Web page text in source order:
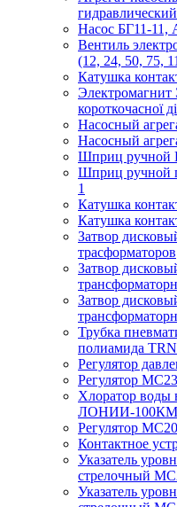
Насос БГ11-11,
Вентиль
(12, 24, 50, 75,
Катушка
короткочасної
Насосный
Насосный
Шприц ручной
Шприц ручной
1
Катушка
Катушка
Затвор
трасформаторов
Затвор
Затвор
Трубка
полиамида TRN
Регулятор
Регулятор
Хлоратор воды
ЛОНИИ-100КМ
Регулятор
Контактное
Указатель
стрелочный
Указатель